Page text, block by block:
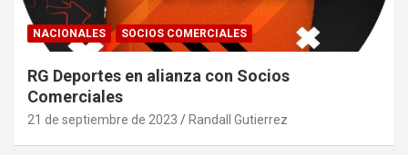
NACIONALES SOCIOS COMERCIALES
RG Deportes en alianza con Socios
Comerciales
21 de septiembre de 2023 Randall Gutierrez